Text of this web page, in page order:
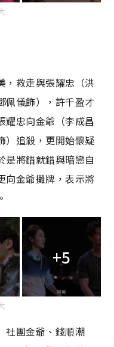
，救走與張耀忠（洪
佩儀飾），許千盈才
耀忠向金爺（李成昌
）追殺，更開始懷疑
是將錯就錯與暗戀自
向金爺攤牌，表示將
+5
社團金爺、錢順潮